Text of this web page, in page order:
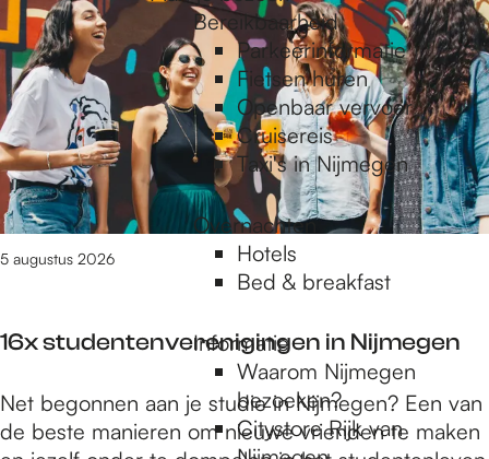
Bereikbaarheid
Parkeerinformatie
Fietsen huren
Openbaar vervoer
Cruisereis
Taxi's in Nijmegen
Overnachten
Hotels
Bed & breakfast
Informatie
Waarom Nijmegen
bezoeken?
Citystore Rijk van
m
9
v
a
n
2
5
7
r
u
t
a
t
16x studentenverenigingen in Nijmegen
5 augustus 2026
1
6
Net begonnen aan je studie in Nijmegen? Een van
de beste manieren om nieuwe vrienden te maken